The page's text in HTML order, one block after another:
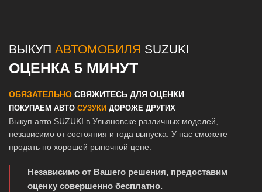
ВЫКУП АВТОМОБИЛЯ SUZUKI
ОЦЕНКА 5 МИНУТ
ОБЯЗАТЕЛЬНО СВЯЖИТЕСЬ ДЛЯ ОЦЕНКИ
ПОКУПАЕМ АВТО СУЗУКИ ДОРОЖЕ ДРУГИХ
Выкуп авто SUZUKI в Ульяновске различных моделей,
независимо от состояния и года выпуска. У нас сможете
продать по хорошей рыночной цене.
Независимо от Вашего решения, предоставим
оценку совершенно бесплатно.